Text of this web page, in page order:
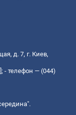
д. 7, г. Киев,
; - телефон — (044)